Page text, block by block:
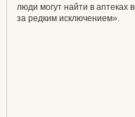
люди могут найти в
за редким исключением».